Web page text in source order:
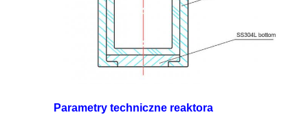
Parametry techniczne reaktora